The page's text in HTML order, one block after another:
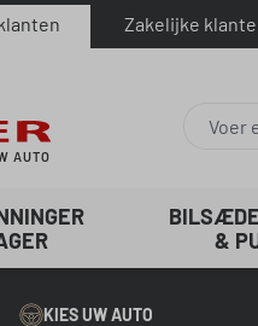
Zakelijke
AUTO
&
KIES UW AUTO